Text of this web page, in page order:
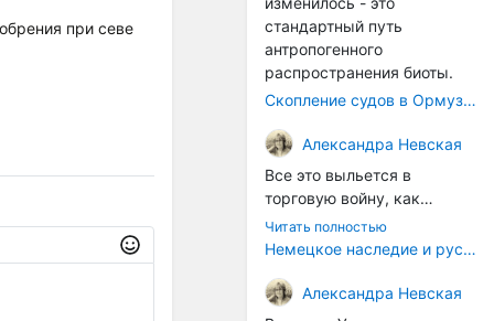
при севе
стандартный путь
антропогенного
распространения биоты.
Скопление судов в Ормузском проливе грозит катастрофическим распространением инвазивных видов
Александра Невская
Все это выльется в
торговую войну, как
печально известная война
за Адыгейский сыр. Собаки
Когда региональный
продукт начнут делать
Читать полностью
Немецкое наследие и русский характер: история колбасного дела в Российской империи
Александра Невская